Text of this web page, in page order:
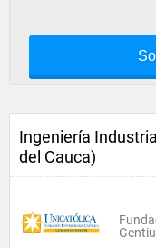
Ingeniería
del Cauca)